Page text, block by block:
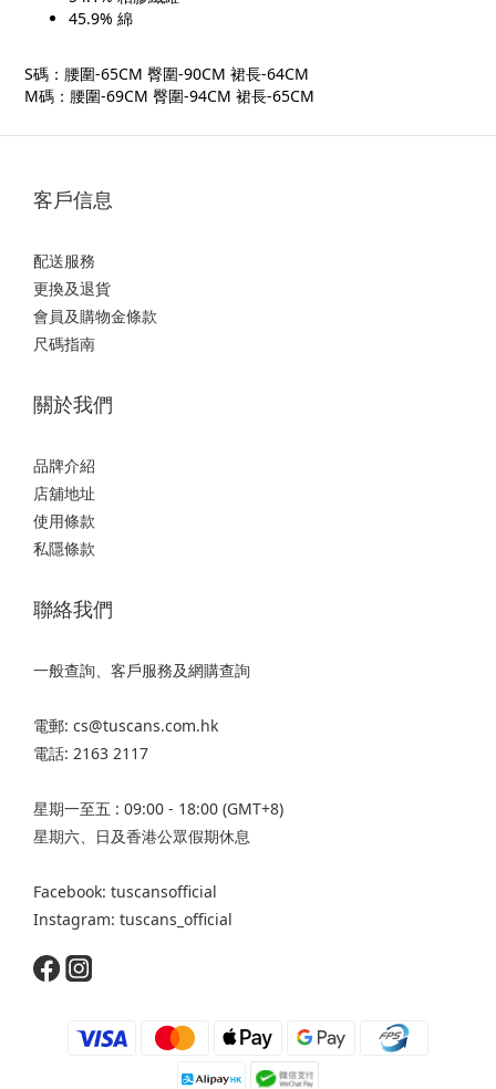
45.9% 綿
S碼：腰圍-65CM 臀圍-90CM 裙長-64CM
M碼：腰圍-69CM 臀圍-94CM 裙長-65CM
客戶信息
配送服務
更換及退貨
會員及購物金條款
尺碼指南
關於我們
品牌介紹
店舖地址
使用條款
私隱條款
聯絡我們
一般查詢、客戶服務及網購查詢
電郵: cs@tuscans.com.hk
電話: 2163 2117
星期一至五 : 09:00 - 18:00 (GMT+8)
星期六、日及香港公眾假期休息
Facebook: tuscansofficial
Instagram: tuscans_official